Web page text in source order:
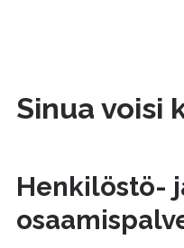
Sinua voisi
Henkilöstö-